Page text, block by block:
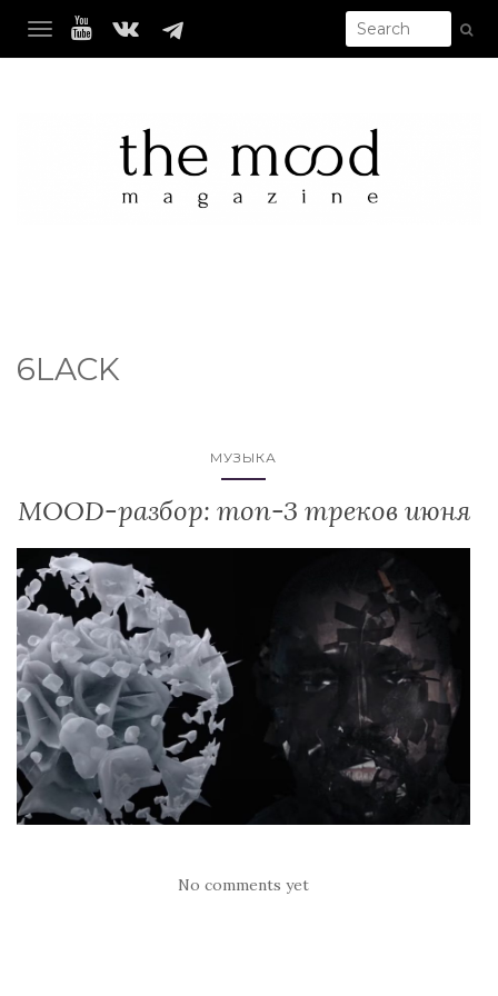
TOGGLE NAVIGATION
6LACK
МУЗЫКА
MOOD-разбор: топ-3 треков июня
No comments yet